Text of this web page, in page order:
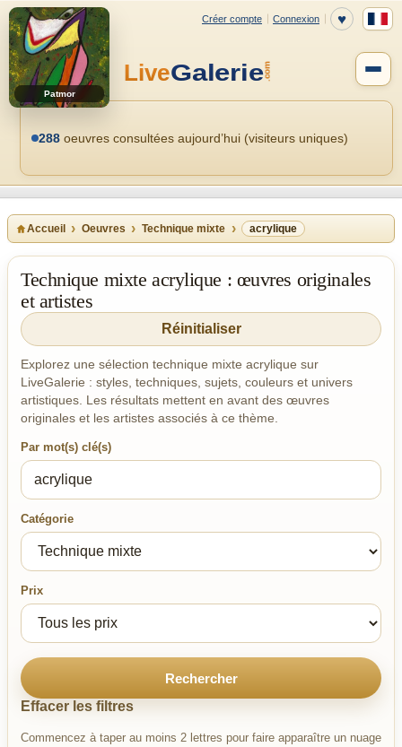
Patmor
288 oeuvres consultées aujourd’hui (visiteurs uniques)
Accueil Oeuvres Technique mixte acrylique
Technique mixte acrylique : œuvres originales
et artistes
Réinitialiser
Explorez une sélection technique mixte acrylique sur
LiveGalerie : styles, techniques, sujets, couleurs et univers
artistiques. Les résultats mettent en avant des œuvres
originales et les artistes associés à ce thème.
Par mot(s) clé(s)
Catégorie
Prix
Rechercher
Effacer les filtres
Commencez à taper au moins 2 lettres pour faire apparaître un nuage